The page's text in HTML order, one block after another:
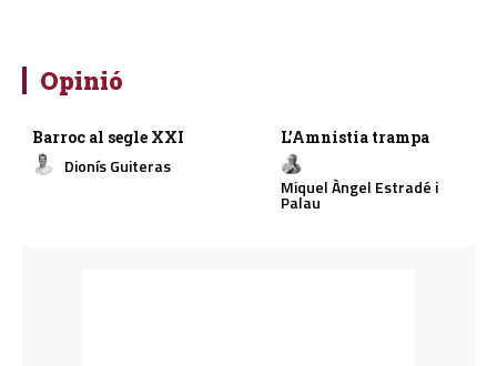
Opinió
Barroc al segle XXI
Dionís Guiteras
L’Amnistia trampa
Miquel Àngel Estradé i
Palau